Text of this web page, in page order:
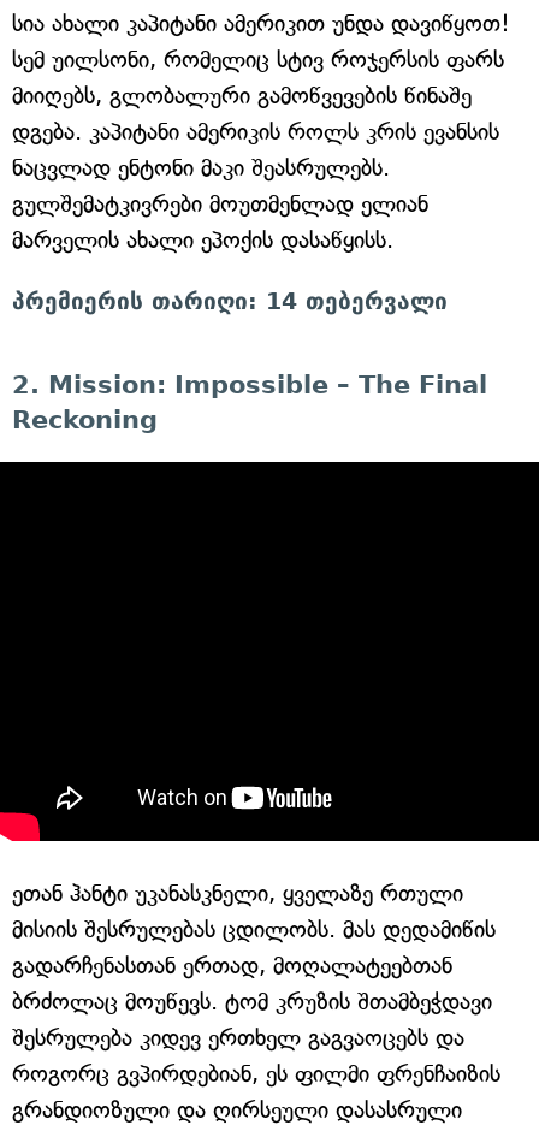
სია ახალი კაპიტანი ამერიკით უნდა დავიწყოთ!
სემ უილსონი, რომელიც სტივ როჯერსის ფარს
მიიღებს, გლობალური გამოწვევების წინაშე
დგება. კაპიტანი ამერიკის როლს კრის ევანსის
ნაცვლად ენტონი მაკი შეასრულებს.
გულშემატკივრები მოუთმენლად ელიან
მარველის ახალი ეპოქის დასაწყისს.
პრემიერის თარიღი: 14 თებერვალი
2. Mission: Impossible – The Final
Reckoning
ეთან ჰანტი უკანასკნელი, ყველაზე რთული
მისიის შესრულებას ცდილობს. მას დედამიწის
გადარჩენასთან ერთად, მოღალატეებთან
ბრძოლაც მოუწევს. ტომ კრუზის შთამბეჭდავი
შესრულება კიდევ ერთხელ გაგვაოცებს და
როგორც გვპირდებიან, ეს ფილმი ფრენჩაიზის
გრანდიოზული და ღირსეული დასასრული